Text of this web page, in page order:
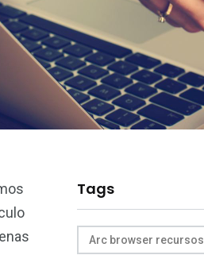
Tags
Arc browser recursos